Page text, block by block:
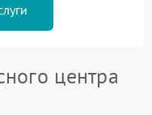
центра